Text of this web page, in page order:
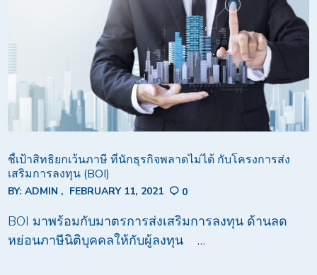
ชี้เป้าสิทธิยกเว้นภาษี ที่นักธุรกิจพลาดไม่ได้ กับโครงการส่ง
เสริมการลงทุน (BOI)
BY:ADMIN FEBRUARY 11, 2021 0
BOI มาพร้อมกับมาตรการส่งเสริมการลงทุน ด้านลด
หย่อนภาษีนิติบุคคลให้กับผู้ลงทุน …